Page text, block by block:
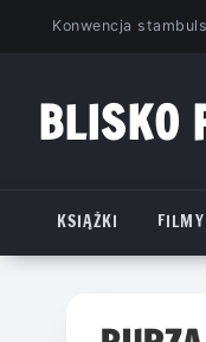
PrzejdźKonwencja
BLISKO
KSIĄŻKI